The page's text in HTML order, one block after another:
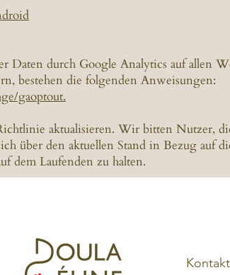
Daten durch Google Analytics auf allen
bestehen die folgenden Anweisungen:
gaoptout.
aktualisieren. Wir bitten Nutzer,
über den aktuellen Stand in Bezug auf
dem Laufenden zu halten.
Kontakt